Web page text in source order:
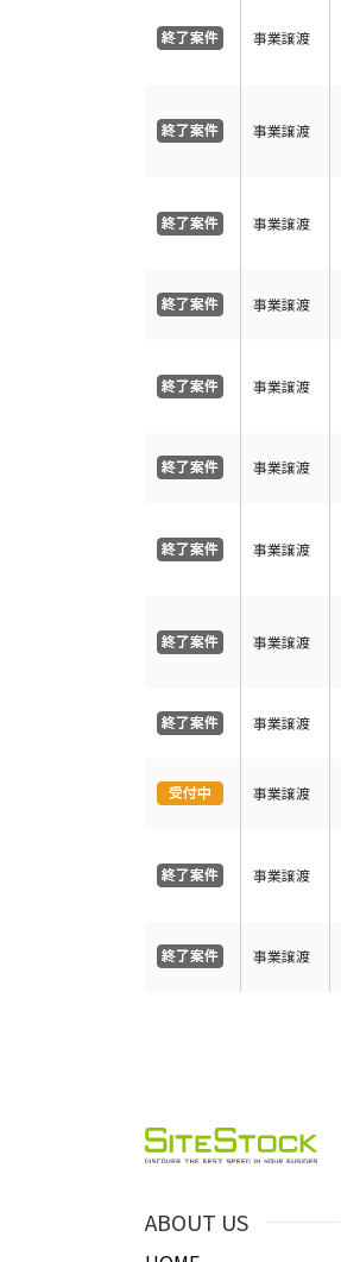
事業譲渡
事業譲渡
事業譲渡
事業譲渡
事業譲渡
事業譲渡
事業譲渡
事業譲渡
事業譲渡
事業譲渡
事業譲渡
事業譲渡
ABOUT US